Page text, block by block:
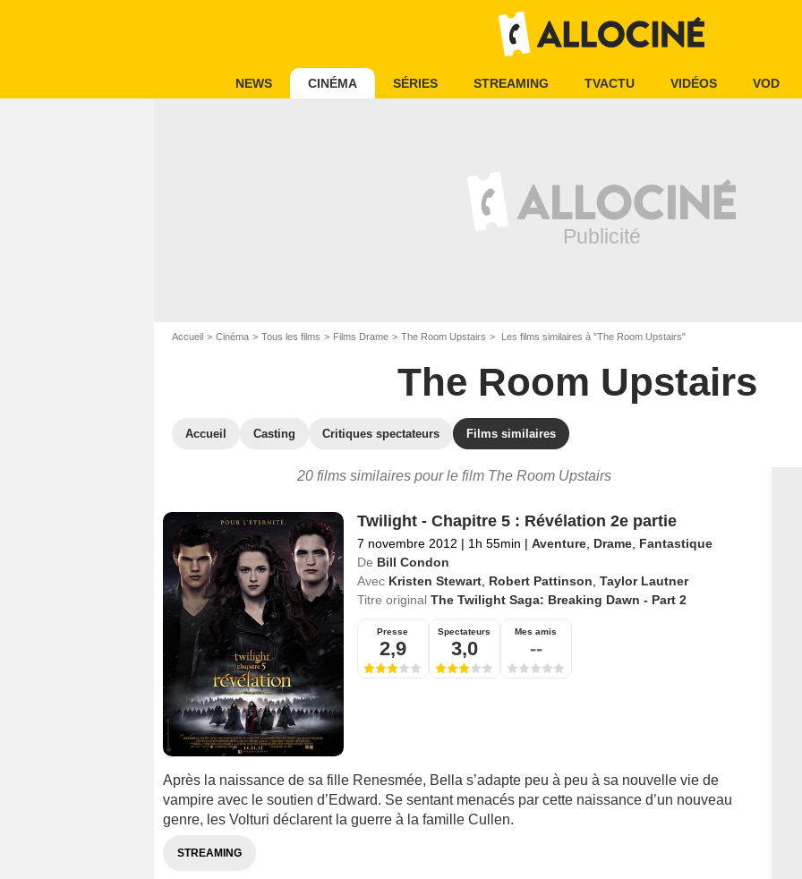
NEWS CINÉMA SÉRIES STREAMING TVACTU VIDÉOS VOD
Accueil Cinéma Tous les films Films Drame The Room Upstairs Les films similaires à "The Room Upstairs"
The Room Upstairs
Accueil Casting Critiques spectateurs Films similaires
20 films similaires pour le film The Room Upstairs
Twilight - Chapitre 5 : Révélation 2e partie
7 novembre 2012 | 1h 55min | Aventure, Drame, Fantastique
De Bill Condon
Avec Kristen Stewart, Robert Pattinson Taylor Lautner
Titre original The Twilight Saga: Breaking Dawn - Part 2
Presse
2,9
Spectateurs
3,0
Mes amis
--
Après la naissance de sa fille Renesmée, Bella s’adapte peu à peu à sa nouvelle vie de
vampire avec le soutien d’Edward. Se sentant menacés par cette naissance d’un nouveau
genre, les Volturi déclarent la guerre à la famille Cullen.
STREAMING